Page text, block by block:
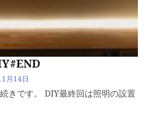
月14日
きです。 DIY最終回は照明の設置